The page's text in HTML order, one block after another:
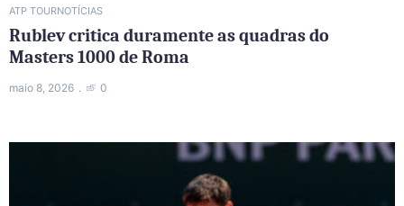
ATP TOURNOTÍCIAS
Rublev critica duramente as quadras do
Masters 1000 de Roma
maio 8, 2026 0